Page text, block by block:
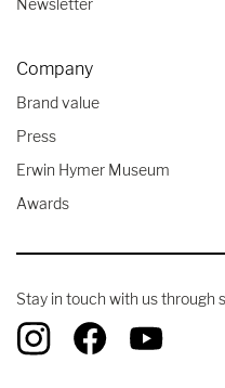
Company
Brand value
Press
Erwin Hymer Museum
Awards
Stay in touch with us through